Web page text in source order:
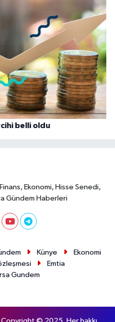
belli oldu
Ekonomi, Hisse Senedi,
Gündem Haberleri
Künye
Ekonomi
Emtia
Gundem